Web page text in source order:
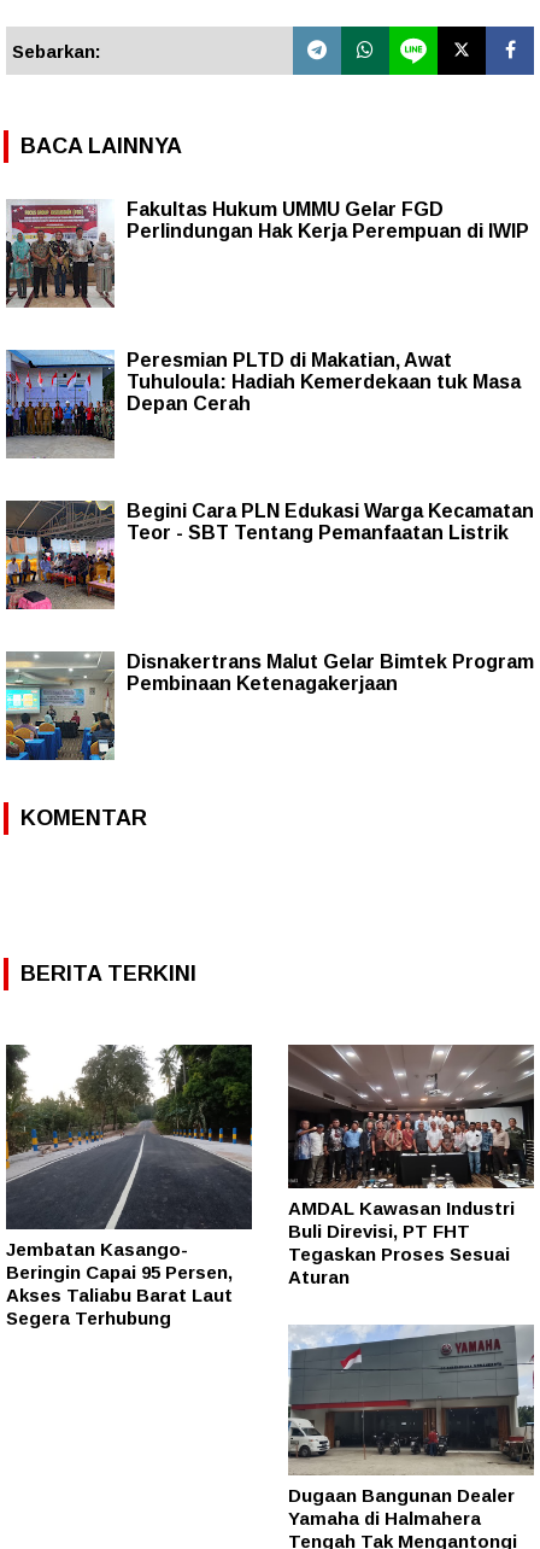
Sebarkan:
BACA LAINNYA
Fakultas Hukum UMMU Gelar FGD
Perlindungan Hak Kerja Perempuan di IWIP
Peresmian PLTD di Makatian, Awat
Tuhuloula: Hadiah Kemerdekaan tuk Masa
Depan Cerah
Begini Cara PLN Edukasi Warga Kecamatan
Teor - SBT Tentang Pemanfaatan Listrik
Disnakertrans Malut Gelar Bimtek Program
Pembinaan Ketenagakerjaan
KOMENTAR
BERITA TERKINI
Jembatan Kasango-
Beringin Capai 95 Persen,
Akses Taliabu Barat Laut
Segera Terhubung
AMDAL Kawasan Industri
Buli Direvisi, PT FHT
Tegaskan Proses Sesuai
Aturan
Dugaan Bangunan Dealer
Yamaha di Halmahera
Tengah Tak Mengantongi